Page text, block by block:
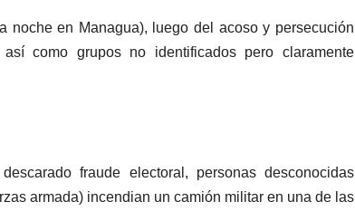
noche en Managua), luego del acoso y persecución
como grupos no identificados pero claramente
fraude electoral, personas desconocidas
armada) incendian un camión militar en una de las